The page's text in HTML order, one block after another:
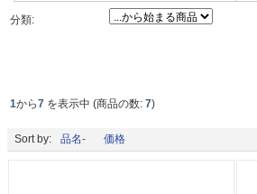
分類:
1から7 を表示中 (商品の数:7)
Sort by: 品名- 価格